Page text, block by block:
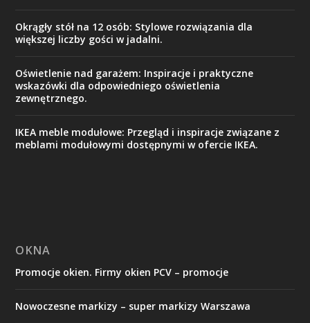
Okrągły stół na 12 osób: Stylowe rozwiązania dla
większej liczby gości w jadalni.
Oświetlenie nad garażem: Inspiracje i praktyczne
wskazówki dla odpowiedniego oświetlenia
zewnętrznego.
IKEA meble modułowe: Przegląd i inspiracje związane z
meblami modułowymi dostępnymi w ofercie IKEA.
OKNA
Promocje okien. Firmy okien PCV – promocje
Nowoczesne markizy – super markizy Warszawa